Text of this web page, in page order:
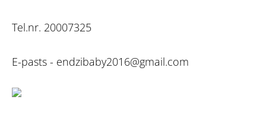
Tel.nr. 20007325
E-pasts - endzibaby2016@gmail.com